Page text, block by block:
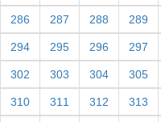
286 287 288 289
294 295 296 297
302 303 304 305
310 311 312 313